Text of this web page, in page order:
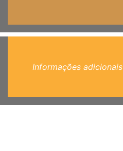
Informações adicionais